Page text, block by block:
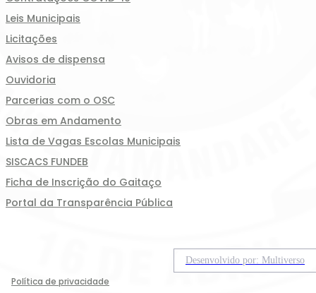
Leis Municipais
Licitações
Avisos de dispensa
Ouvidoria
Parcerias com o OSC
Obras em Andamento
Lista de Vagas Escolas Municipais
SISCACS FUNDEB
Ficha de Inscrição do Gaitaço
Portal da Transparência Pública
Política de privacidade
Desenvolvido por: Multiverso